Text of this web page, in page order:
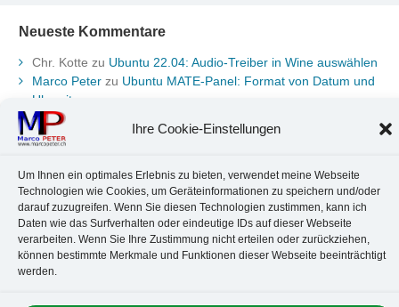
Ihre Cookie-Einstellungen
Um Ihnen ein optimales Erlebnis zu bieten, verwendet meine Webseite
Technologien wie Cookies, um Geräteinformationen zu speichern und/oder
darauf zuzugreifen. Wenn Sie diesen Technologien zustimmen, kann ich
Daten wie das Surfverhalten oder eindeutige IDs auf dieser Webseite
verarbeiten. Wenn Sie Ihre Zustimmung nicht erteilen oder zurückziehen,
können bestimmte Merkmale und Funktionen dieser Webseite beeinträchtigt
werden.
Neueste Kommentare
Chr. Kotte zu Ubuntu 22.04: Audio-Treiber in Wine auswählen
Marco Peter zu Ubuntu MATE-Panel: Format von Datum und
Uhrzeit anpassen
Johannes
Uhrzeit anpassen
aus Mittelbergheim
Marco PeterzuVereinfachte Installation von Brother-Geräten
unter Linux
Kontakt